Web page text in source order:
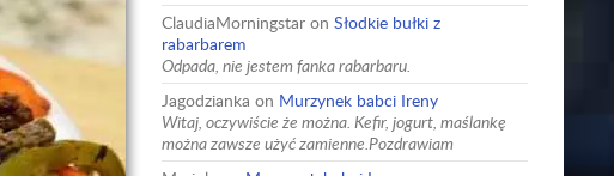
ClaudiaMorningstar on Słodkie bułki z
rabarbarem
Odpada, nie jestem fanka rabarbaru.
Jagodzianka on Murzynek babci Ireny
Witaj, oczywiście że można. Kefir, jogurt, maślankę
można zawsze użyć zamienne.Pozdrawiam